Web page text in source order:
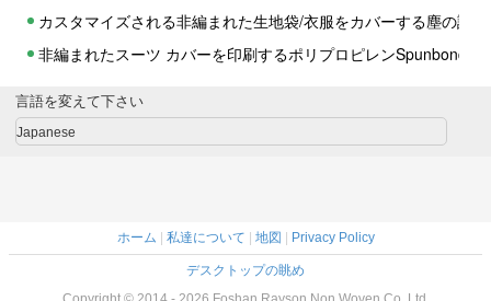
カスタマイズされる非編まれた生地袋/衣服をカバーする塵の証
非編まれたスーツ カバーを印刷するポリプロピレンSpunbond
環境に優しい非編まれた生地袋の製造業者のスーツ カバー、長
緑/オレンジはカスタマイズした 袋、家具製造販売業、梱包材の
スーツ カバーを作るための多機能の再使用可能な非Wonveの生
防水高圧 PP の非編まれた生地のポリプロピレンの スパンボン
言語を変えて下さい
Japanese
ホーム | 私達について | 地図 | Privacy Policy
デスクトップの眺め